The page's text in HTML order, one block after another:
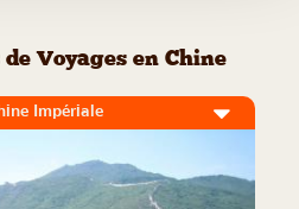
de Voyages en Chine
Impériale